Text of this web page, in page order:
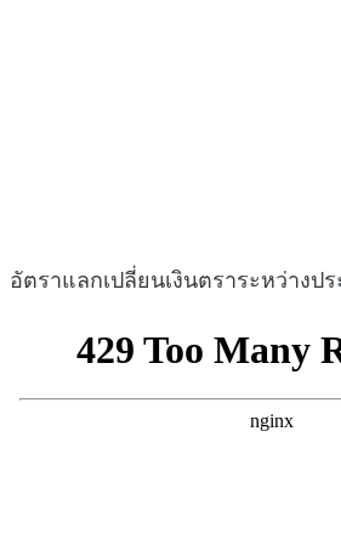
อัตราแลกเปลี่ยนเงินตราระหว่างปร